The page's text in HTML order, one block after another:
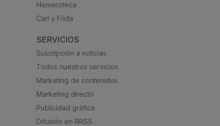
Hemeroteca
Carl y Frida
SERVICIOS
Suscripción a noticias
Todos nuestros servicios
Marketing de contenidos
Marketing directo
Publicidad gráfica
Difusión en RRSS